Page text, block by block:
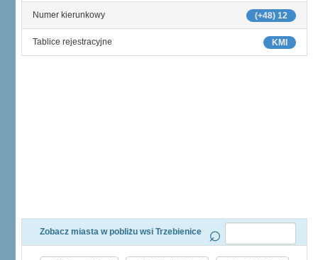
(+48) 12
Numer kierunkowy
KMI
Tablice rejestracyjne
Zobacz miasta w pobliżu wsi Trzebienice